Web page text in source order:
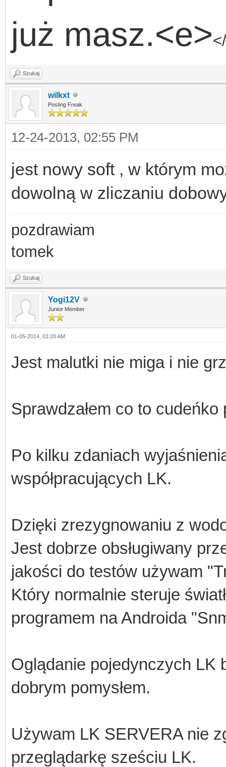
już masz.<e>
Szukaj
wilkxt
Posting Freak
12-24-2013, 02:55 PM
jest nowy soft , w którym
dowolną w zliczaniu
pozdrawiam
tomek
Szukaj
Yogi12V
Junior Member
01-05-2014, 03:20 AM
Jest malutki nie miga i nie
Sprawdzałem co to cudeńko
Po kilku zdaniach
współpracujących LK.
Dzięki zrezygnowaniu z
Jest dobrze obsługiwany
jakości do testów używam
Który normalnie steruje
programem na Androida
Oglądanie pojedynczych LK
dobrym pomysłem.
Używam LK SERVERA nie
przeglądarkę sześciu LK.